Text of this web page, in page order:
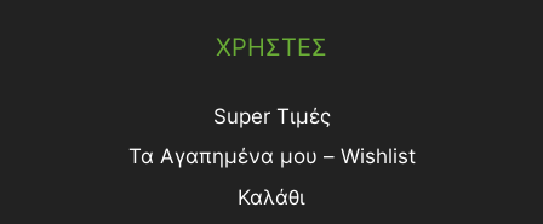
ΧΡΗΣΤΕΣ
Super Τιμές
Τα Αγαπημένα μου – Wishlist
Καλάθι